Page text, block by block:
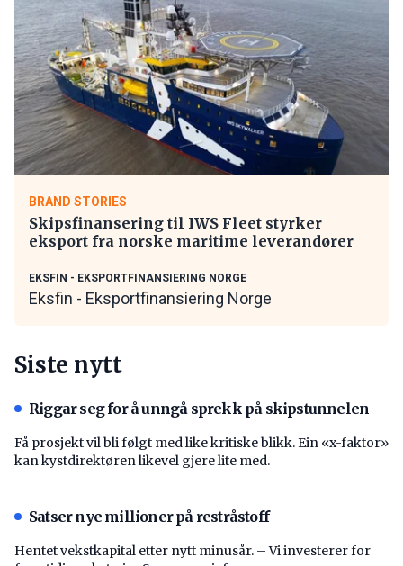
BRAND STORIES
Skipsfinansering til IWS Fleet styrker
eksport fra norske maritime leverandører
EKSFIN - EKSPORTFINANSIERING NORGE
Eksfin - Eksportfinansiering Norge
Siste nytt
Riggar seg for å unngå sprekk på skipstunnelen
Få prosjekt vil bli følgt med like kritiske blikk. Ein «x-faktor»
kan kystdirektøren likevel gjere lite med.
Satser nye millioner på restråstoff
Hentet vekstkapital etter nytt minusår. – Vi investerer for